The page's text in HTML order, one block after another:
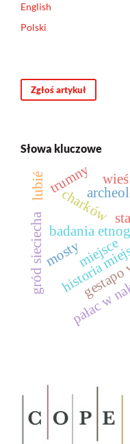
English
Polski
Zgłoś artykuł
Słowa kluczowe
badania
historia
charków
gród sieciecha
pałac w
miejsce
trumny
mosty
lubié